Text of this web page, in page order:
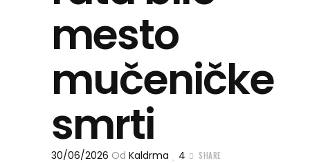
mesto
mučeničke
smrti
30/06/2026 Od Kaldrma 4 SHARE